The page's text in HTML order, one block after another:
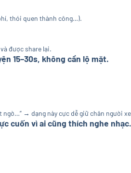
thói quen thành công…).
được share lại.
15–30s, không cần lộ mặt.
ngờ…” → dạng này cực dễ giữ chân người
cuốn vì ai cũng thích nghe nhạc.